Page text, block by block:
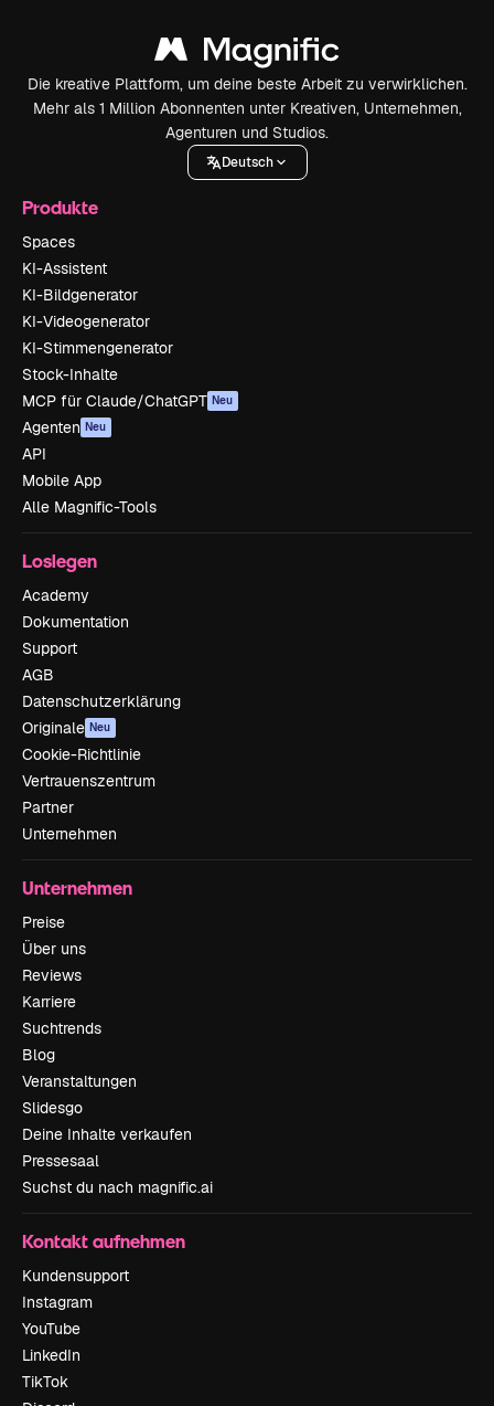
Die kreative Plattform, um deine beste Arbeit zu verwirklichen.
Mehr als 1 Million Abonnenten unter Kreativen, Unternehmen,
Agenturen und Studios.
Deutsch
Produkte
Spaces
KI-Assistent
KI-Bildgenerator
KI-Videogenerator
KI-Stimmengenerator
Stock-Inhalte
MCP für Claude/ChatGPT Neu
Agenten Neu
API
Mobile App
Alle Magnific-Tools
Loslegen
Academy
Dokumentation
Support
AGB
Datenschutzerklärung
Originale Neu
Cookie-Richtlinie
Vertrauenszentrum
Partner
Unternehmen
Unternehmen
Preise
Über uns
Reviews
Karriere
Suchtrends
Blog
Veranstaltungen
Slidesgo
Deine Inhalte verkaufen
Pressesaal
Suchst du nach magnific.ai
Kontakt aufnehmen
Kundensupport
Instagram
YouTube
LinkedIn
TikTok